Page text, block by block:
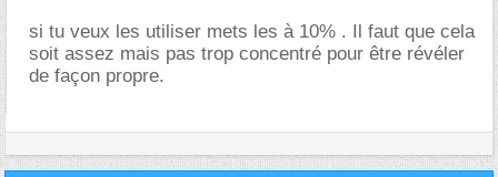
si tu veux les utiliser mets les à 10% . Il faut que cela
soit assez mais pas trop concentré pour être révéler
de façon propre.